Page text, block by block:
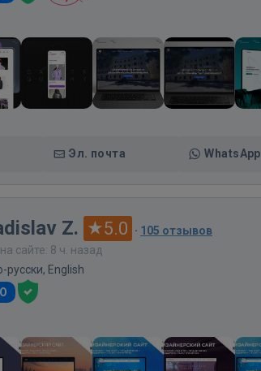
Эл. почта WhatsApp
Z. 5.0 · 105 отзывов
сайте: 8 ч. назад
русски, English